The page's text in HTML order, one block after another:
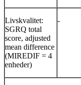
Livskvalitet:
SGRQ total
score, adjusted
mean difference
(MIREDIF = 4
enheder)
-